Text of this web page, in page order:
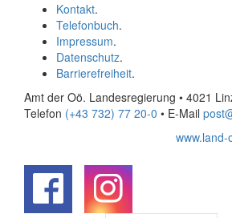
Kontakt.
Telefonbuch.
Impressum.
Datenschutz.
Barrierefreiheit.
Amt der Oö. Landesregierung • 4021
Telefon (+43 732) 77 20-0 • E-Mail